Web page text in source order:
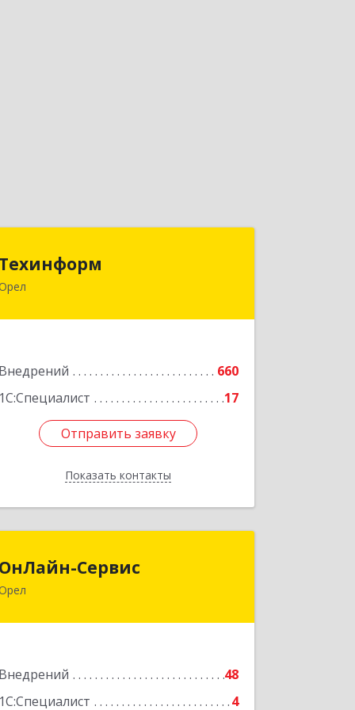
Техинформ
Внедрений
660
1С:Специалист
17
Отправить заявку
Показать контакты
Отправить заявку
Назад
ОнЛайн-Сервис
Внедрений
48
1С:Специалист
4
302040, Орловская обл, Орел г, Орел г,